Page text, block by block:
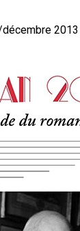
décembre 2013